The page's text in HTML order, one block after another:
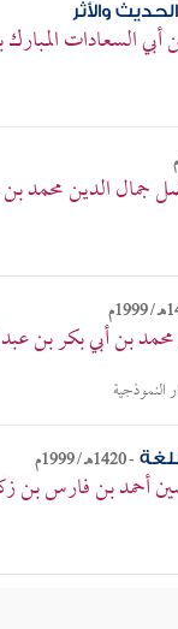
والأثر
أبي السعادات
جمال الدين محمد
بن أبي بكر بن
النموذجية
-1420هـ / 1999م
أحمد بن فارس بن